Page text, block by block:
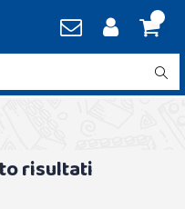
risultati